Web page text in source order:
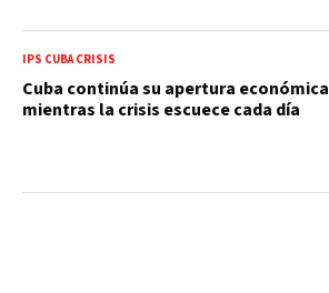
IPS CUBA CRISIS
Cuba continúa su apertura económica
mientras la crisis escuece cada día